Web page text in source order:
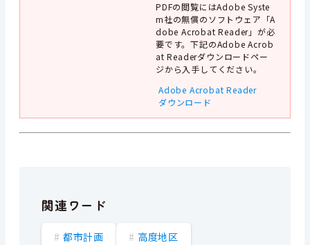
PDFの閲覧にはAdobe Syste
m社の無償のソフトウェア「A
dobe Acrobat Reader」が必
要です。下記のAdobe Acrob
at Readerダウンロードペー
ジから入手してください。
Adobe Acrobat Reader
ダウンロード
関連ワード
都市計画 高度地区